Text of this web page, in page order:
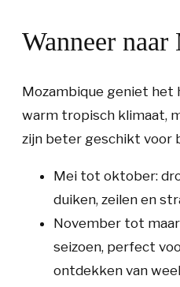
Wanneer
Mozambique geniet het
warm tropisch klimaat,
zijn beter geschikt voor
Mei tot oktober:
duiken, zeilen en
November tot
seizoen, perfect
ontdekken van